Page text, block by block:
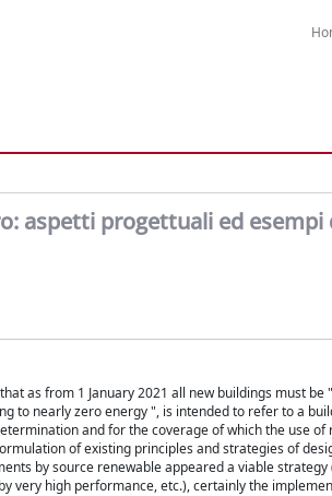
aspetti progettuali ed esempi
as from 1 January 2021 all new buildings must be
to nearly zero energy ", is intended to refer to a
and for the coverage of which the use of
of existing principles and strategies of
by source renewable appeared a viable strategy
very high performance, etc.), certainly the